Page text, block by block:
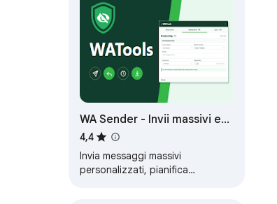
WA Sender - Invii massivi e
automazione
4,4
Invia messaggi massivi
personalizzati, pianifica